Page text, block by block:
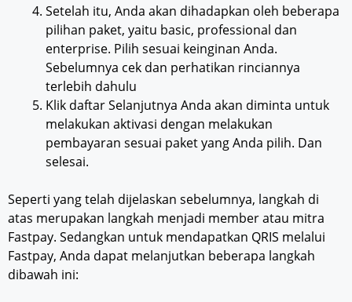
Setelah itu, Anda akan dihadapkan oleh beberapa
pilihan paket, yaitu basic, professional dan
enterprise. Pilih sesuai keinginan Anda.
Sebelumnya cek dan perhatikan rinciannya
terlebih dahulu
Klik daftar Selanjutnya Anda akan diminta untuk
melakukan aktivasi dengan melakukan
pembayaran sesuai paket yang Anda pilih. Dan
selesai.
Seperti yang telah dijelaskan sebelumnya, langkah di
atas merupakan langkah menjadi member atau mitra
Fastpay. Sedangkan untuk mendapatkan QRIS melalui
Fastpay, Anda dapat melanjutkan beberapa langkah
dibawah ini: